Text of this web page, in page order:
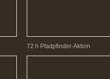
72 h Pfadpfinder-Aktion